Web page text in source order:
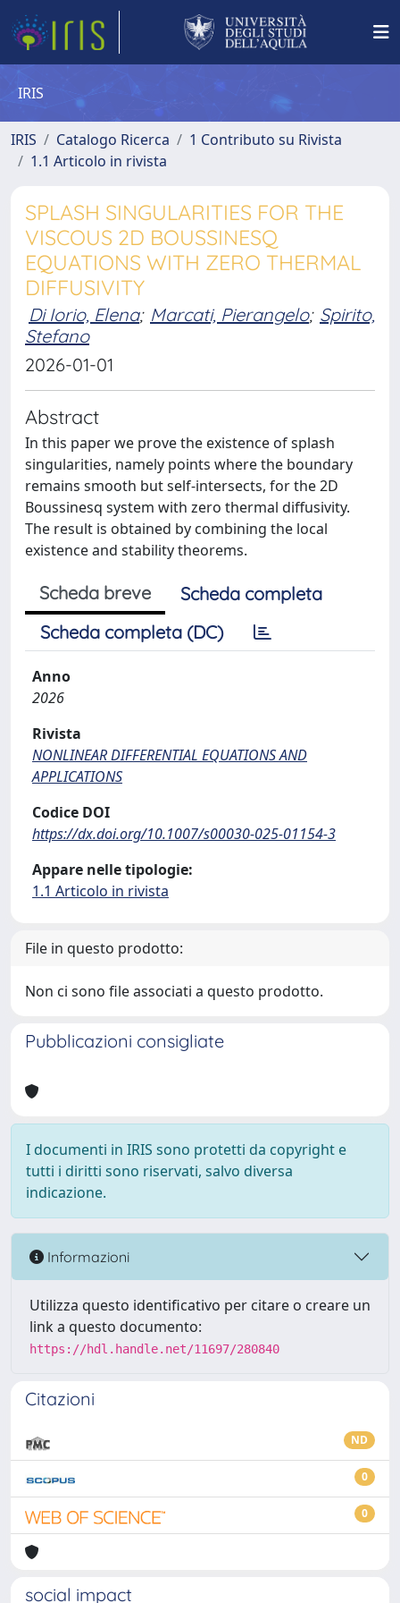
IRIS
IRIS Catalogo Ricerca
1 Contributo su Rivista
1.1 Articolo in rivista
SPLASH SINGULARITIES FOR THE
VISCOUS 2D BOUSSINESQ
EQUATIONS WITH ZERO THERMAL
DIFFUSIVITY
Di Iorio, Elena; Marcati, Pierangelo; Spirito,
Stefano
2026-01-01
Abstract
In this paper we prove the existence of splash
singularities, namely points where the boundary
remains smooth but self-intersects, for the 2D
Boussinesq system with zero thermal diffusivity.
The result is obtained by combining the local
existence and stability theorems.
Scheda breve
Scheda completa
Scheda completa (DC)
Anno
2026
Rivista
NONLINEAR DIFFERENTIAL EQUATIONS AND
APPLICATIONS
Codice DOI
https://dx.doi.org/10.1007/s00030-025-01154-3
Appare nelle tipologie:
1.1 Articolo in rivista
File in questo prodotto:
Non ci sono file associati a questo prodotto.
Pubblicazioni consigliate
I documenti in IRIS sono protetti da copyright e
tutti i diritti sono riservati, salvo diversa
indicazione.
Informazioni
Utilizza questo identificativo per citare o creare un
link a questo documento:
https://hdl.handle.net/11697/280840
Citazioni
ND
0
0
social impact